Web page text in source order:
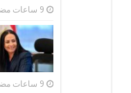
9 ساعات مضت
9 ساعات مضت